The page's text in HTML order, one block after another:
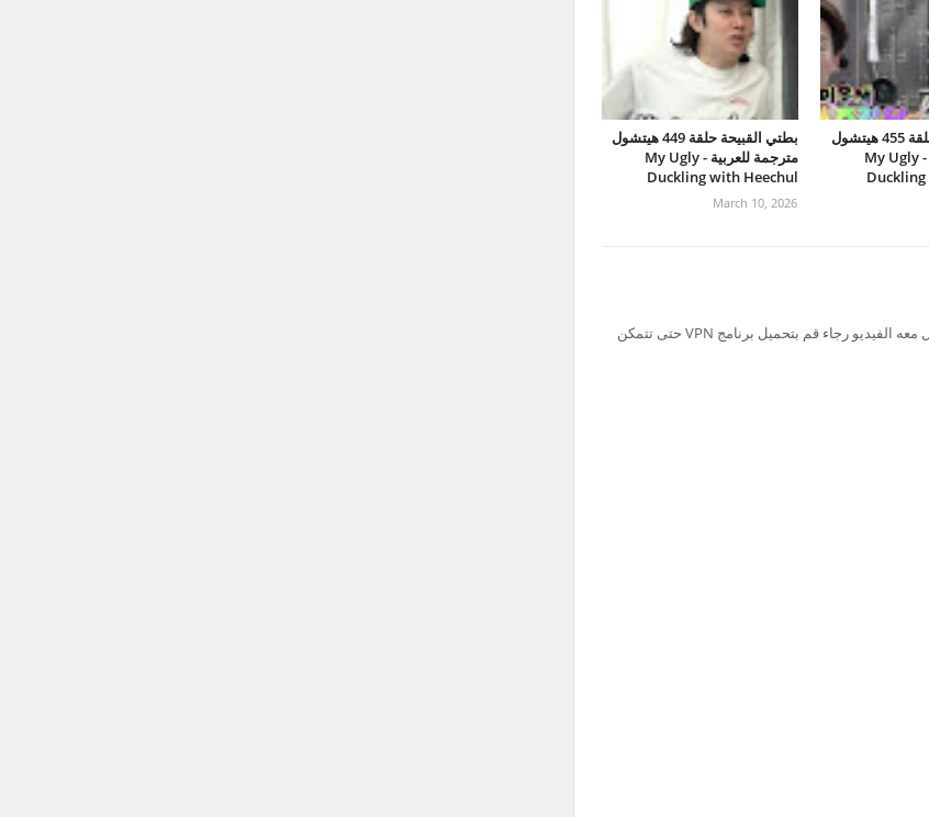
بطتي القبيحة حلقة 455 هيتشول
مترجمة للعربية - My Ugly
بطتي القبيحة حلقة 449 هيتشول
مترجمة للعربية - My Ugly
Duckling with Heechul
March 10, 2026
تم حظر سيرفر Ok.ru في السعودية لذلك من لا يعمل معه الفيديو رجاء قم بتحميل برنامج VPN حتى تتمكن